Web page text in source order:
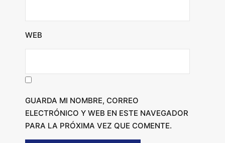
WEB
GUARDA MI NOMBRE, CORREO
ELECTRÓNICO Y WEB EN ESTE NAVEGADOR
PARA LA PRÓXIMA VEZ QUE COMENTE.